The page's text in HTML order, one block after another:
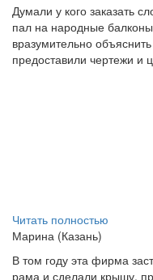
Думали у кого заказать
пал на народные
вразумительно
предоставили чертежи и
Читать полностью
Марина (Казань)
В том году эта фирма
рама и сделали крышу,